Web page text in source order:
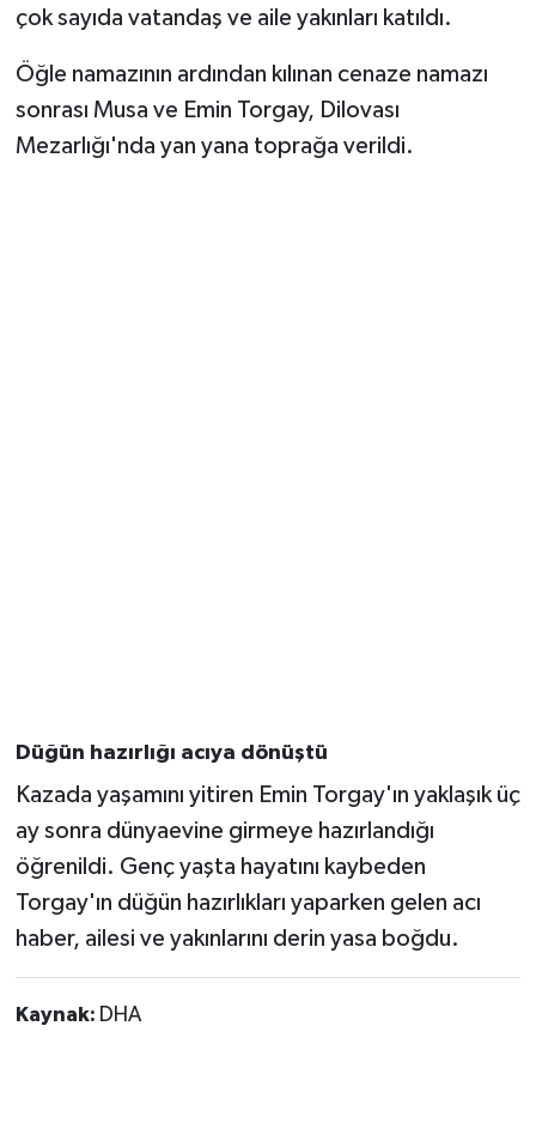
çok sayıda vatandaş ve aile yakınları katıldı.
Öğle namazının ardından kılınan cenaze namazı
sonrası Musa ve Emin Torgay, Dilovası
Mezarlığı'nda yan yana toprağa verildi.
Düğün hazırlığı acıya dönüştü
Kazada yaşamını yitiren Emin Torgay'ın yaklaşık üç
ay sonra dünyaevine girmeye hazırlandığı
öğrenildi. Genç yaşta hayatını kaybeden
Torgay'ın düğün hazırlıkları yaparken gelen acı
haber, ailesi ve yakınlarını derin yasa boğdu.
Kaynak: DHA